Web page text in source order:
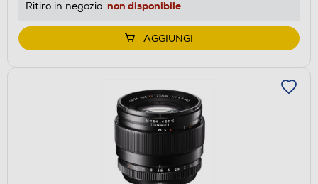
Ritiro in negozio: non disponibile
AGGIUNGI